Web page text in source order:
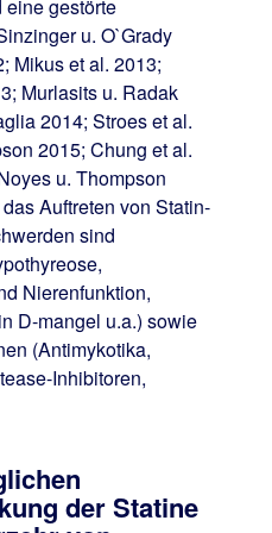
eine gestörte
u. O`Grady
Mikus et al. 2013;
Murlasits u. Radak
2014; Stroes et al.
2015; Chung et al.
u. Thompson
Auftreten von Statin-
sind
Nierenfunktion,
D-mangel u.a.) sowie
(Antimykotika,
Inhibitoren,
der Statine